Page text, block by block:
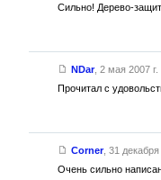
Сильно! Дерево-
NDar, 2 мая 2007 г.
Прочитал с
Corner, 31 декабря
Очень сильно